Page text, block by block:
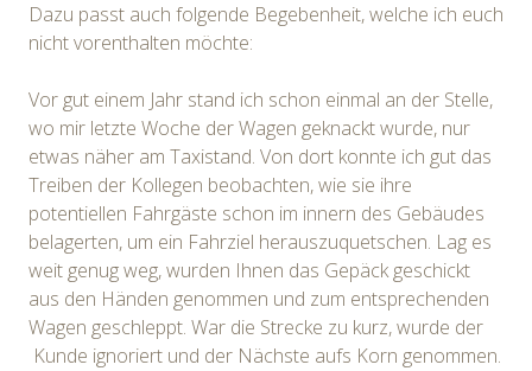
Dazu passt auch folgende Begebenheit, welche ich euch
nicht vorenthalten möchte:
Vor gut einem Jahr stand ich schon einmal an der Stelle,
wo mir letzte Woche der Wagen geknackt wurde, nur
etwas näher am Taxistand. Von dort konnte ich gut das
Treiben der Kollegen beobachten, wie sie ihre
potentiellen Fahrgäste schon im innern des Gebäudes
belagerten, um ein Fahrziel herauszuquetschen. Lag es
weit genug weg, wurden Ihnen das Gepäck geschickt
aus den Händen genommen und zum entsprechenden
Wagen geschleppt. War die Strecke zu kurz, wurde der
Kunde ignoriert und der Nächste aufs Korn genommen.